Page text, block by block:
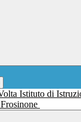
Istituto di
Frosinone